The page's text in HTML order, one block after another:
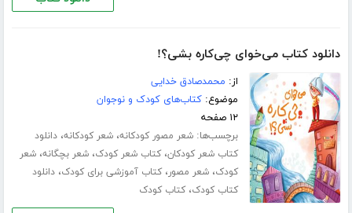
دانلود کتاب می‌خوای چی‌کاره بشی؟!
از: محمدصادق خدایی
موضوع:کتاب‌های کودک و نوجوان
۱۲ صفحه
برچسب‌ها:شعر مصور کودکانه،شعر کودکانه،دانلود
کتاب شعر کودکان،کتاب شعر کودک،شعر بچگانه،شعر
کودک،شعر مصور،کتاب آموزشی برای کودک،دانلود
کتاب کودک،کتاب کودک